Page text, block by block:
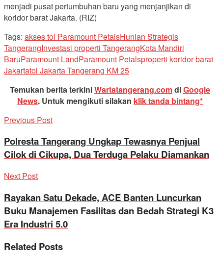
menjadi pusat pertumbuhan baru yang menjanjikan di
koridor barat Jakarta. (RIZ)
Tags: akses tol Paramount PetalsHunian Strategis
TangerangInvestasi properti TangerangKota Mandiri
BaruParamount LandParamount Petalsproperti koridor barat
Jakartatol Jakarta Tangerang KM 25
Temukan berita terkiniWartatangerang.comdiGoogle
News. Untuk mengikuti silakan klik tanda bintang*
Previous Post
Polresta Tangerang Ungkap Tewasnya Penjual
Cilok di Cikupa, Dua Terduga Pelaku Diamankan
Next Post
Rayakan Satu Dekade, ACE Banten Luncurkan
Buku Manajemen Fasilitas dan Bedah Strategi K3
Era Industri 5.0
Related Posts